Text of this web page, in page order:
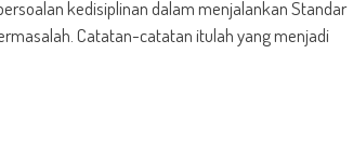
kedisiplinan dalam menjalankan Standar
Catatan-catatan itulah yang menjadi